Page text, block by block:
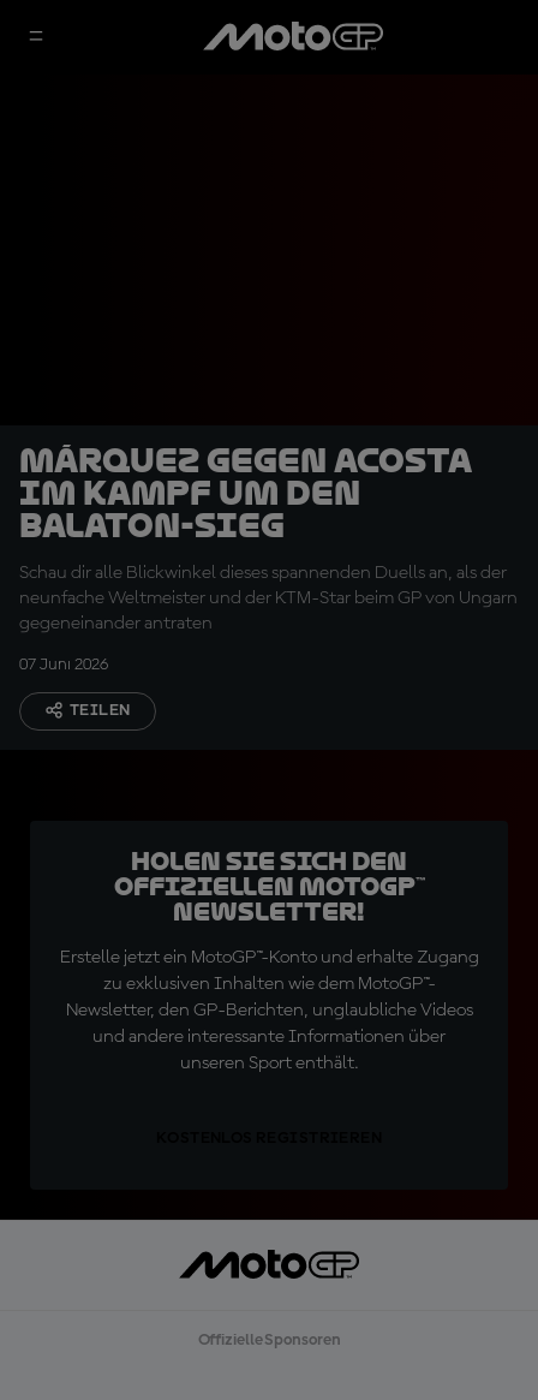
Márquez gegen Acosta
im Kampf um den
Balaton-Sieg
Schau dir alle Blickwinkel dieses spannenden Duells an, als der
neunfache Weltmeister und der KTM-Star beim GP von Ungarn
gegeneinander antraten
07 Juni 2026
TEILEN
Holen Sie sich den
offiziellen MotoGP™
Newsletter!
Erstelle jetzt ein MotoGP™-Konto und erhalte Zugang
zu exklusiven Inhalten wie dem MotoGP™-
Newsletter, den GP-Berichten, unglaubliche Videos
und andere interessante Informationen über
unseren Sport enthält.
Offizielle Sponsoren